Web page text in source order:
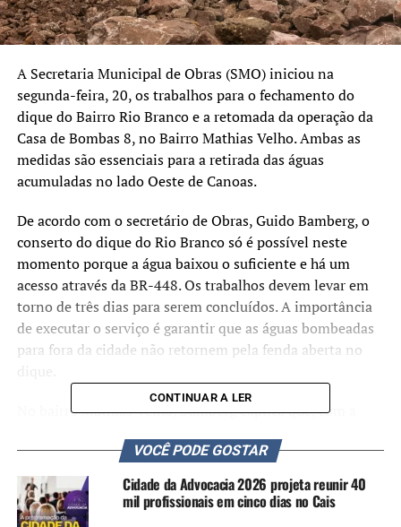
A Secretaria Municipal de Obras (SMO) iniciou na
segunda-feira, 20, os trabalhos para o fechamento do
dique do Bairro Rio Branco e a retomada da operação da
Casa de Bombas 8, no Bairro Mathias Velho. Ambas as
medidas são essenciais para a retirada das águas
acumuladas no lado Oeste de Canoas.
De acordo com o secretário de Obras, Guido Bamberg, o
conserto do dique do Rio Branco só é possível neste
momento porque a água baixou o suficiente e há um
acesso através da BR-448. Os trabalhos devem levar em
torno de três dias para serem concluídos. A importância
de executar o serviço é garantir que as águas bombeadas
para fora da cidade não retornem pela fenda aberta no
No bairro Mathias Velho, Bamberg explica que, com a
parcialmente a operação da Casa de Bombas e que, nas
próximas horas, ela poderá ter todos os seus
equipamentos em funcionamento.
CONTINUAR A LER
VOCÊ PODE GOSTAR
Cidade da Advocacia 2026 projeta reunir 40
mil profissionais em cinco dias no Cais